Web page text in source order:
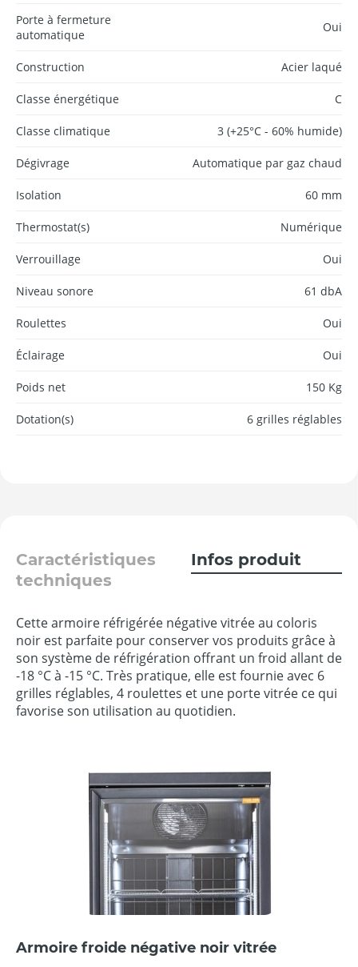
Porte à fermeture
automatique
Oui
Construction Acier laqué
Classe énergétique C
Classe climatique 3 (+25°C - 60% humide)
Dégivrage Automatique par gaz chaud
Isolation 60 mm
Thermostat(s) Numérique
Verrouillage Oui
Niveau sonore 61 dbA
Roulettes Oui
Éclairage Oui
Poids net 150 Kg
Dotation(s) 6 grilles réglables
Caractéristiques
techniques
Infos produit
Cette armoire réfrigérée négative vitrée au coloris
noir est parfaite pour conserver vos produits grâce à
son système de réfrigération offrant un froid allant de
-18 °C à -15 °C. Très pratique, elle est fournie avec 6
grilles réglables, 4 roulettes et une porte vitrée ce qui
favorise son utilisation au quotidien.
Armoire froide négative noir vitrée